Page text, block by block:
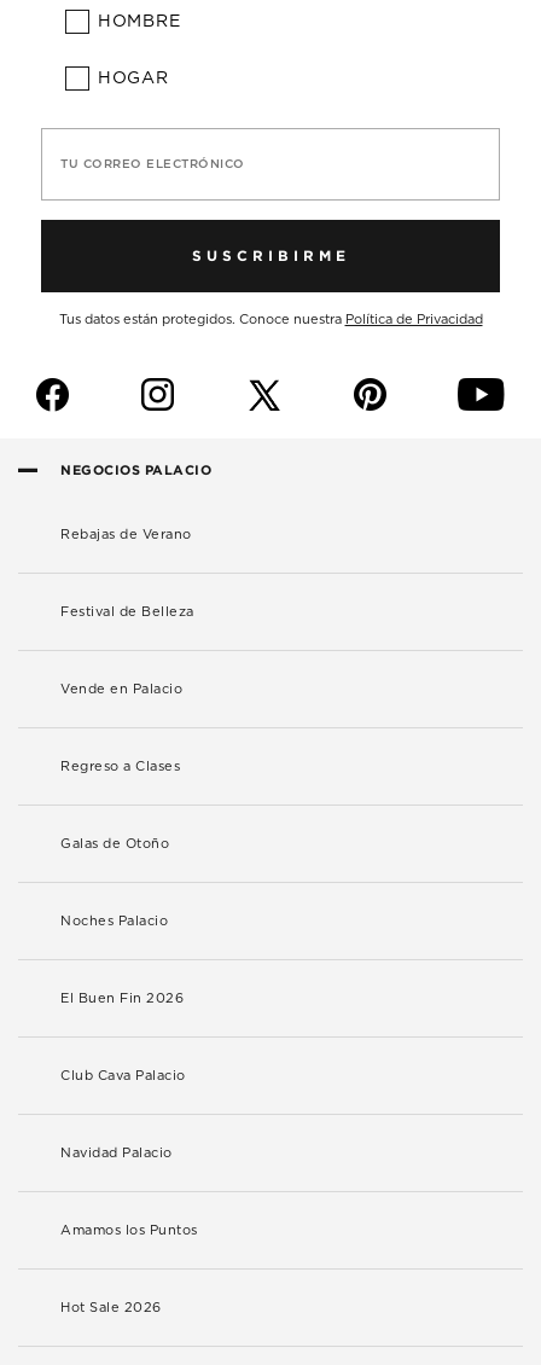
HOMBRE
HOGAR
TU CORREO ELECTRÓNICO
SUSCRIBIRME
Tus datos están protegidos. Conoce nuestra Política de Privacidad
f i p y
NEGOCIOS PALACIO
Rebajas de Verano
Festival de Belleza
Vende en Palacio
Regreso a Clases
Galas de Otoño
Noches Palacio
El Buen Fin 2026
Club Cava Palacio
Navidad Palacio
Amamos los Puntos
Hot Sale 2026